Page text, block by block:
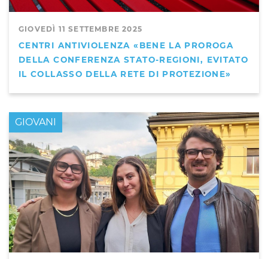
GIOVEDÌ 11 SETTEMBRE 2025
CENTRI ANTIVIOLENZA «BENE LA PROROGA
DELLA CONFERENZA STATO-REGIONI, EVITATO
IL COLLASSO DELLA RETE DI PROTEZIONE»
GIOVANI